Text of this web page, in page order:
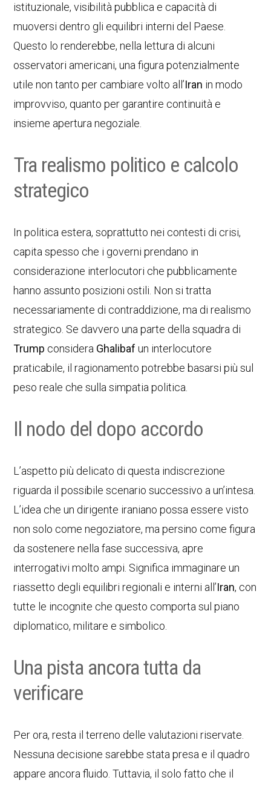
istituzionale, visibilità pubblica e capacità di
muoversi dentro gli equilibri interni del Paese.
Questo lo renderebbe, nella lettura di alcuni
osservatori americani, una figura potenzialmente
utile non tanto per cambiare volto all’Iran in modo
improvviso, quanto per garantire continuità e
insieme apertura negoziale.
Tra realismo politico e calcolo
strategico
In politica estera, soprattutto nei contesti di crisi,
capita spesso che i governi prendano in
considerazione interlocutori che pubblicamente
hanno assunto posizioni ostili. Non si tratta
necessariamente di contraddizione, ma di realismo
strategico. Se davvero una parte della squadra di
Trump considera Ghalibaf un interlocutore
praticabile, il ragionamento potrebbe basarsi più sul
peso reale che sulla simpatia politica.
Il nodo del dopo accordo
L’aspetto più delicato di questa indiscrezione
riguarda il possibile scenario successivo a un’intesa.
L’idea che un dirigente iraniano possa essere visto
non solo come negoziatore, ma persino come figura
da sostenere nella fase successiva, apre
interrogativi molto ampi. Significa immaginare un
riassetto degli equilibri regionali e interni all’Iran, con
tutte le incognite che questo comporta sul piano
diplomatico, militare e simbolico.
Una pista ancora tutta da
verificare
Per ora, resta il terreno delle valutazioni riservate.
Nessuna decisione sarebbe stata presa e il quadro
appare ancora fluido. Tuttavia, il solo fatto che il